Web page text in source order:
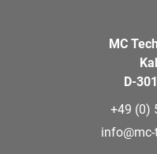
MC
D-
+49 (0)